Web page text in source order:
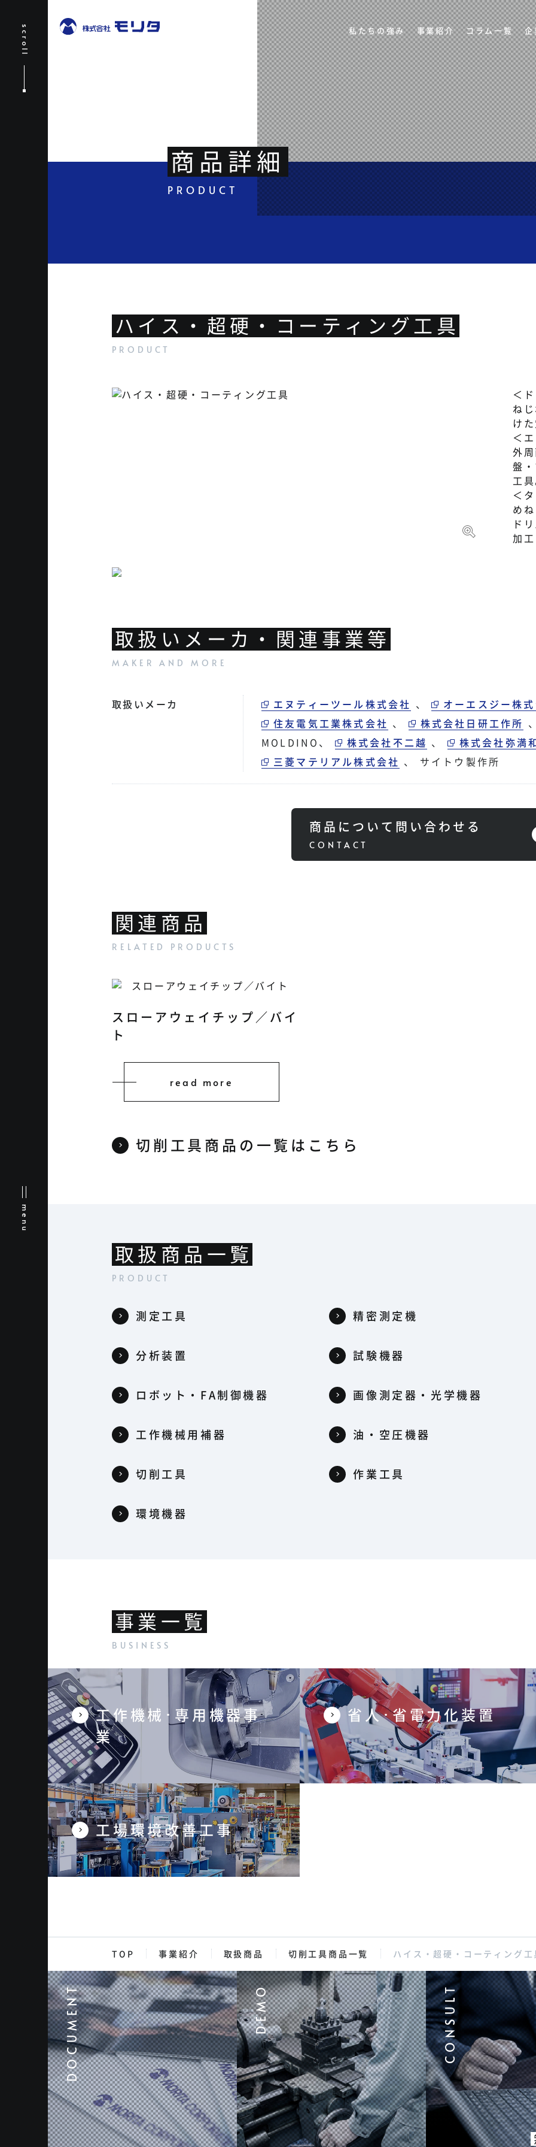
私たちの強み 事業紹介 コラム一覧 企
scroll
menu
商品詳細
ハイス・超硬・コーティング工具
＜
ね
け
＜
外
盤
工
＜
め
ド
加
取扱いメーカ・関連事業等
取扱いメーカ エヌティーツール株式会社 、
オーエスジー株
住友電気工業株式会社
、 株式会社日研工作所
MOLDINO 、 株式会社不二越 、
株式会社弥満
三菱マテリアル株式会社
、 サイトウ製作所
商品について問い合わせる
関連商品
スローアウェイチップ／バイ
ト
read more
切削工具商品の一覧はこちら
取扱商品一覧
測定工具 精密測定機
分析装置 試験機器
ロボット・FA制御機器 画像測定器・光学機器
工作機械用補器 油・空圧機器
切削工具 作業工具
環境機器
事業一覧
工作機械･専用機器事
業
省人･省電力化装置
工場環境改善工事
TOP 事業紹介 取扱商品 切削工具商品一覧 ハイス・超硬・コーティング工